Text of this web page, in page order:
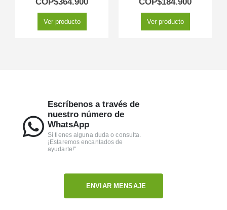
COP$364.900
Ver producto
COP$184.900
Ver producto
Escríbenos a través de
nuestro número de
WhatsApp
Si tienes alguna duda o consulta.
¡Estaremos encantados de
ayudarte!"
ENVIAR MENSAJE